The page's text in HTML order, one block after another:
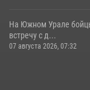
На Южном Урале
встречу с д...
07 августа 2026, 07:32